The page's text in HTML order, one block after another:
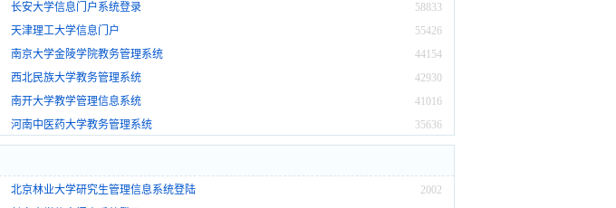
58833
长安大学信息门户系统登录
55426
天津理工大学信息门户
44154
南京大学金陵学院教务管理系统
42930
西北民族大学教务管理系统
41016
南开大学教学管理信息系统
35636
河南中医药大学教务管理系统
2002
北京林业大学研究生管理信息系统登陆